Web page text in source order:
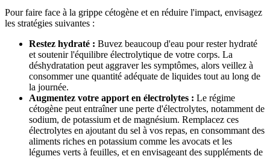
Pour faire face à la grippe cétogène et en réduire l'impact, envisagez
les stratégies suivantes :
Restez hydraté : Buvez beaucoup d'eau pour rester hydraté
et soutenir l'équilibre électrolytique de votre corps. La
déshydratation peut aggraver les symptômes, alors veillez à
consommer une quantité adéquate de liquides tout au long de
la journée.
Augmentez votre apport en électrolytes : Le régime
cétogène peut entraîner une perte d'électrolytes, notamment de
sodium, de potassium et de magnésium. Remplacez ces
électrolytes en ajoutant du sel à vos repas, en consommant des
aliments riches en potassium comme les avocats et les
légumes verts à feuilles, et en envisageant des suppléments de